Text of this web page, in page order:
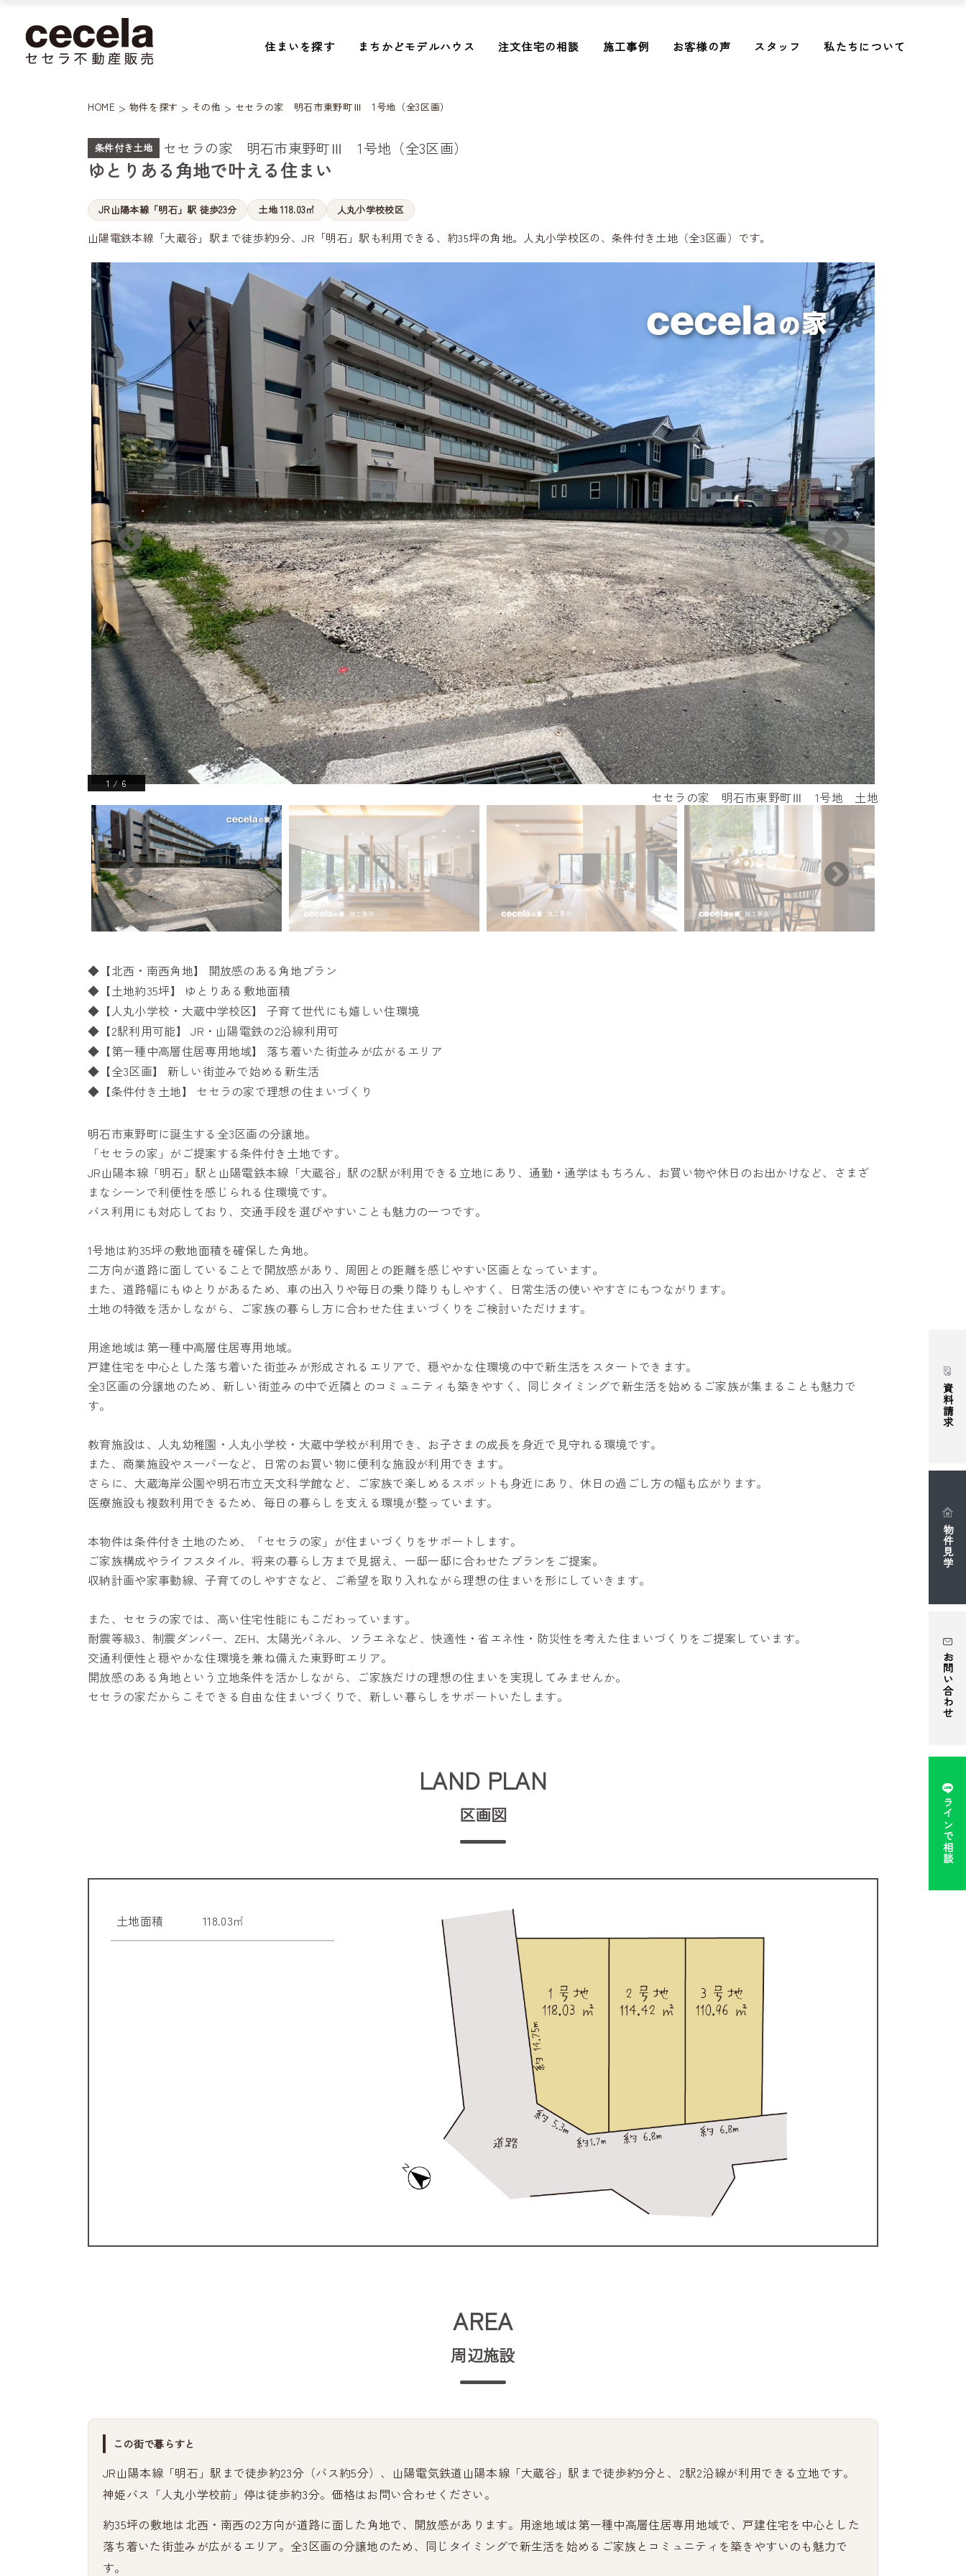
住まいを探す まちかどモデルハウス 注文住宅の相談 施工事例 お客様の声 スタッフ 私たちについて
資料請求
物件見学
お問い合わせ
ラインで相談
HOME > 物件を探す > その他 > セセラの家 明石市東野町Ⅲ 1号地（全3区画）
条件付き土地 セセラの家 明石市東野町Ⅲ 1号地（全3区画）
ゆとりある角地で叶える住まい
JR山陽本線「明石」駅 徒歩23分 土地 118.03㎡ 人丸小学校校区
山陽電鉄本線「大蔵谷」駅まで徒歩約9分、JR「明石」駅も利用できる、約35坪の角地。人丸小学校区の、条件付き土地（全3区画）です。
セセラの家 明石市東野町Ⅲ 1号地 土地
1 / 6
◆【北西・南西角地】 開放感のある角地プラン
◆【土地約35坪】 ゆとりある敷地面積
◆【人丸小学校・大蔵中学校区】 子育て世代にも嬉しい住環境
◆【2駅利用可能】 JR・山陽電鉄の2沿線利用可
◆【第一種中高層住居専用地域】 落ち着いた街並みが広がるエリア
◆【全3区画】 新しい街並みで始める新生活
◆【条件付き土地】 セセラの家で理想の住まいづくり
明石市東野町に誕生する全3区画の分譲地。
「セセラの家」がご提案する条件付き土地です。
JR山陽本線「明石」駅と山陽電鉄本線「大蔵谷」駅の2駅が利用できる立地にあり、通勤・通学はもちろん、お買い物や休日のお出かけなど、さまざ
まなシーンで利便性を感じられる住環境です。
バス利用にも対応しており、交通手段を選びやすいことも魅力の一つです。
1号地は約35坪の敷地面積を確保した角地。
二方向が道路に面していることで開放感があり、周囲との距離を感じやすい区画となっています。
また、道路幅にもゆとりがあるため、車の出入りや毎日の乗り降りもしやすく、日常生活の使いやすさにもつながります。
土地の特徴を活かしながら、ご家族の暮らし方に合わせた住まいづくりをご検討いただけます。
用途地域は第一種中高層住居専用地域。
戸建住宅を中心とした落ち着いた街並みが形成されるエリアで、穏やかな住環境の中で新生活をスタートできます。
全3区画の分譲地のため、新しい街並みの中で近隣とのコミュニティも築きやすく、同じタイミングで新生活を始めるご家族が集まることも魅力で
す。
教育施設は、人丸幼稚園・人丸小学校・大蔵中学校が利用でき、お子さまの成長を身近で見守れる環境です。
また、商業施設やスーパーなど、日常のお買い物に便利な施設が利用できます。
さらに、大蔵海岸公園や明石市立天文科学館など、ご家族で楽しめるスポットも身近にあり、休日の過ごし方の幅も広がります。
医療施設も複数利用できるため、毎日の暮らしを支える環境が整っています。
本物件は条件付き土地のため、「セセラの家」が住まいづくりをサポートします。
ご家族構成やライフスタイル、将来の暮らし方まで見据え、一邸一邸に合わせたプランをご提案。
収納計画や家事動線、子育てのしやすさなど、ご希望を取り入れながら理想の住まいを形にしていきます。
また、セセラの家では、高い住宅性能にもこだわっています。
耐震等級3、制震ダンパー、ZEH、太陽光パネル、ソラエネなど、快適性・省エネ性・防災性を考えた住まいづくりをご提案しています。
交通利便性と穏やかな住環境を兼ね備えた東野町エリア。
開放感のある角地という立地条件を活かしながら、ご家族だけの理想の住まいを実現してみませんか。
セセラの家だからこそできる自由な住まいづくりで、新しい暮らしをサポートいたします。
LAND PLAN
区画図
土地面積 118.03㎡
AREA
周辺施設
この街で暮らすと
JR山陽本線「明石」駅まで徒歩約23分（バス約5分）、山陽電気鉄道山陽本線「大蔵谷」駅まで徒歩約9分と、2駅2沿線が利用できる立地です。
神姫バス「人丸小学校前」停は徒歩約3分。価格はお問い合わせください。
約35坪の敷地は北西・南西の2方向が道路に面した角地で、開放感があります。用途地域は第一種中高層住居専用地域で、戸建住宅を中心とした
落ち着いた街並みが広がるエリア。全3区画の分譲地のため、同じタイミングで新生活を始めるご家族とコミュニティを築きやすいのも魅力で
す。